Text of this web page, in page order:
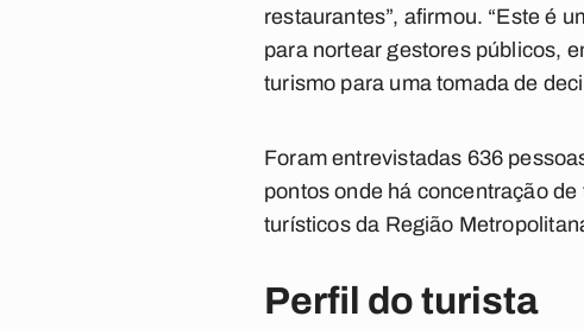
restaurantes”, afirmou. “Este é
para nortear gestores públicos,
turismo para uma tomada de
Foram entrevistadas 636
pontos onde há concentração
turísticos da Região
Perfil do turista